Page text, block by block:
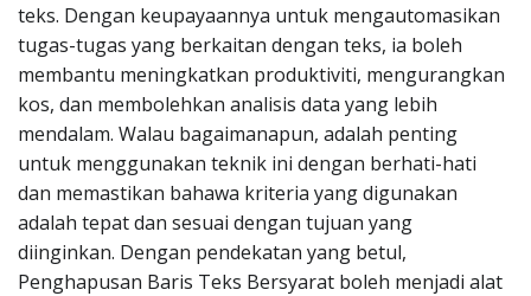
teks. Dengan keupayaannya untuk mengautomasikan
tugas-tugas yang berkaitan dengan teks, ia boleh
membantu meningkatkan produktiviti, mengurangkan
kos, dan membolehkan analisis data yang lebih
mendalam. Walau bagaimanapun, adalah penting
untuk menggunakan teknik ini dengan berhati-hati
dan memastikan bahawa kriteria yang digunakan
adalah tepat dan sesuai dengan tujuan yang
diinginkan. Dengan pendekatan yang betul,
Penghapusan Baris Teks Bersyarat boleh menjadi alat